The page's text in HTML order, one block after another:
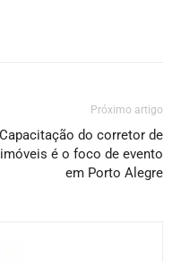
Próximo artigo
Capacitação do corretor de
imóveis é o foco de evento
em Porto Alegre